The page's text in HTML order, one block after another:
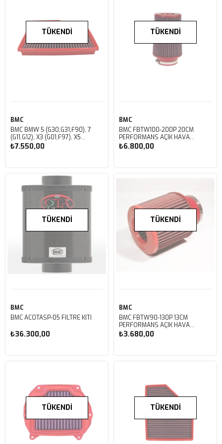
TÜKENDI
BMC
BMC BMW 5 (G30,G31,F90), 7
(G11,G12), X3 (G01,F97), X5
(G05,F95), X6 (G06,F96), X7
(G07) KUTU İÇİ PERFORMANS
₺7.550,00
TÜKENDI
BMC
BMC FBTW100-200P 20CM
PERFORMANS AÇIK HAVA
FİLTRESİ
₺6.800,00
TÜKENDI
BMC
BMC ACOTASP-05 FİLTRE KİTİ
₺36.300,00
TÜKENDI
BMC
BMC FBTW90-130P 13CM
PERFORMANS AÇIK HAVA
FİLTRESİ
₺3.680,00
TÜKENDI TÜKENDI